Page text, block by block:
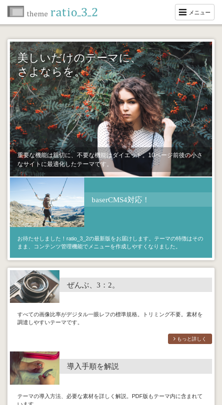
メニュー
美しいだけのテーマに、
さよならを。
重要な機能は親切に、不要な機能はダイエット。10ページ前後の小さ
なサイトに最適化したテーマです。
baserCMS4対応！
お待たせしました！ratio_3_2の最新版をお届けします。テーマの特徴はその
まま、コンテンツ管理機能でメニューを作成しやすくなりました。
ぜんぶ、3：2。
すべての画像比率がデジタル一眼レフの標準規格。トリミング不要。素材を
調達しやすいテーマです。
もっと詳しく
導入手順を解説
テーマの導入方法、必要な素材を詳しく解説。PDF版もテーマ内に含まれて